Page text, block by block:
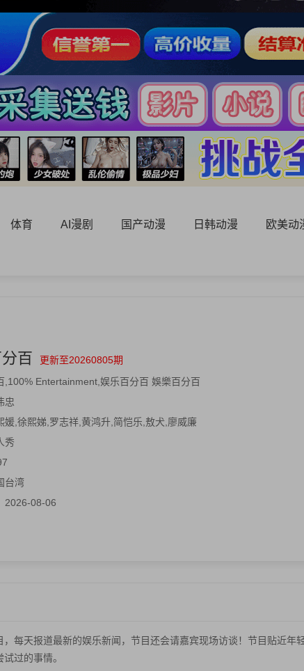
体育 AI漫剧 国产动漫 日韩动漫 欧美动
百
更新至20260805期
,100% Entertainment,娱乐百分百 娛樂百分百
忠
媛,徐熙娣,罗志祥,黄鸿升,简恺乐,敖犬,廖威廉
秀
台湾
2026-08-06
，每天报道最新的娱乐新闻，节目还会请嘉宾现场访谈！节目贴近
过的事情。